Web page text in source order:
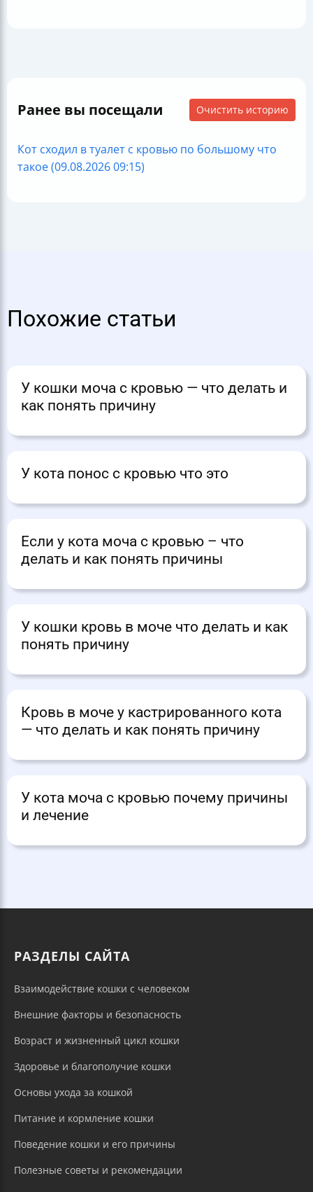
Ранее вы посещали Очистить историю
Кот сходил в туалет с кровью по большому что
такое (09.08.2026 09:15)
Похожие статьи
У кошки моча с кровью — что делать и
как понять причину
У кота понос с кровью что это
Если у кота моча с кровью – что
делать и как понять причины
У кошки кровь в моче что делать и как
понять причину
Кровь в моче у кастрированного кота
— что делать и как понять причину
У кота моча с кровью почему причины
и лечение
РАЗДЕЛЫ САЙТА
Взаимодействие кошки с человеком
Внешние факторы и безопасность
Возраст и жизненный цикл кошки
Здоровье и благополучие кошки
Основы ухода за кошкой
Питание и кормление кошки
Поведение кошки и его причины
Полезные советы и рекомендации